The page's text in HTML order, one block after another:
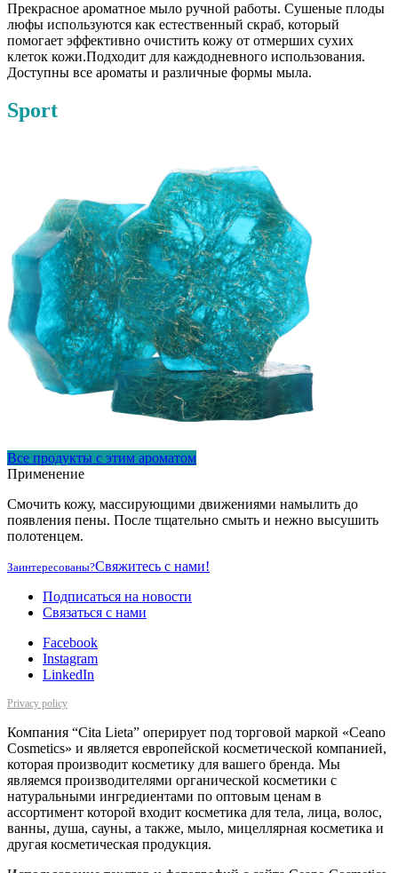
Прекрасное ароматное мыло ручной работы. Сушеные плоды
люфы используются как естественный скраб, который
помогает эффективно очистить кожу от отмерших сухих
клеток кожи.Подходит для каждодневного использования.
Доступны все ароматы и различные формы мыла.
Sport
Все продукты с этим ароматом
Применение
Смочить кожу, массирующими движениями намылить до
появления пены. После тщательно смыть и нежно высушить
полотенцем.
Заинтересованы?Свяжитесь с нами!
Подписаться на новости
Cвязаться с нами
Facebook
Instagram
LinkedIn
Privacy policy
Компания “Cita Lieta” оперирует под торговой маркой «Ceano
Cosmetics» и является европейской косметической компанией,
которая производит косметику для вашего бренда. Мы
являемся производителями органической косметики с
натуральными ингредиентами по оптовым ценам в
ассортимент которой входит косметика для тела, лица, волос,
ванны, душа, сауны, а также, мыло, мицеллярная косметика и
другая косметическая продукция.